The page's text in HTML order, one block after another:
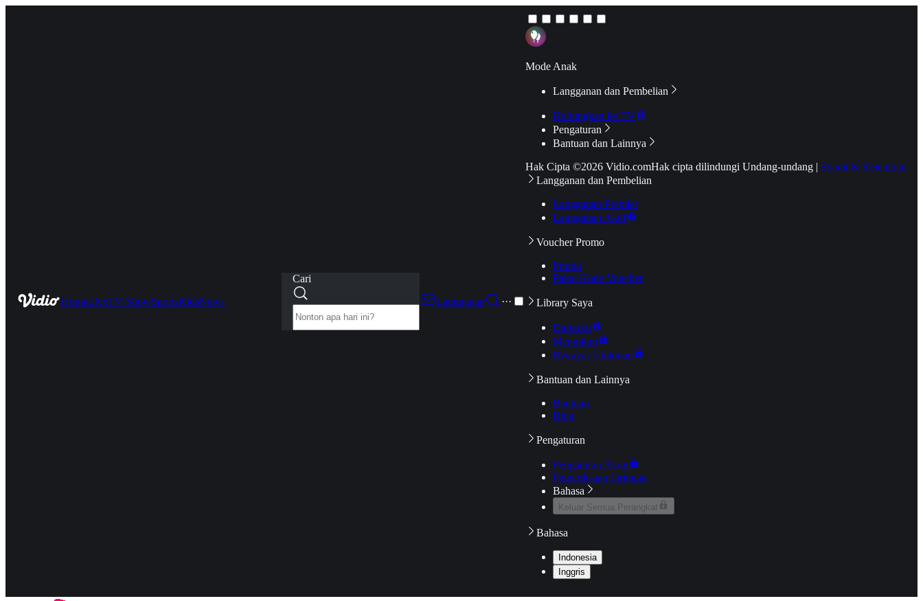
HomeLiveTV ShowSportsKidsNews
Cari
Langganan
···
Mode Anak
Langganan dan Pembelian
Hubungkan ke TV
Pengaturan
Bantuan dan Lainnya
Hak Cipta ©2026 Vidio.comHak cipta dilindungi Undang-undang | Syarat & Ketentuan
Langganan dan Pembelian
Langganan Premier
Langganan Aktif
Voucher Promo
Promo
Pakai Kode Voucher
Library Saya
Daftarku
Mengikuti
Riwayat Tontonan
Bantuan dan Lainnya
Bantuan
Blog
Pengaturan
Pengaturan Akun
Pemeriksaan Jaringan
Bahasa
Keluar Semua Perangkat
Bahasa
Indonesia
Inggris